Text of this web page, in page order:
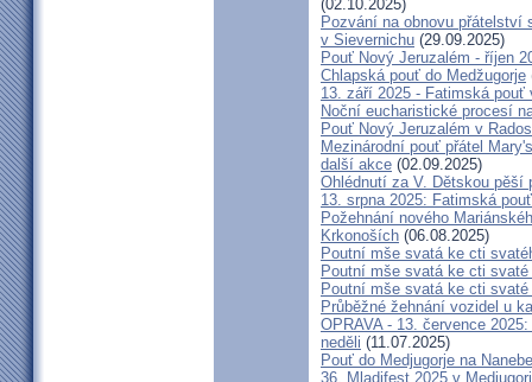
(02.10.2025)
Pozvání na obnovu přátelství
v Sievernichu (29.09.2025)
Pouť Nový Jeruzalém - říjen
Chlapská pouť do Medžugorje
13. září 2025 - Fatimská pouť
Noční eucharistické procesí
Pouť Nový Jeruzalém v
Mezinárodní pouť přátel
další akce (02.09.2025)
Ohlédnutí za V. Dětskou pěší
13. srpna 2025: Fatimská
Požehnání nového
Krkonoších (06.08.2025)
Poutní mše svatá ke cti
Poutní mše svatá ke cti
Poutní mše svatá ke cti
Průběžné žehnání vozidel u
OPRAVA - 13. července
neděli (11.07.2025)
Pouť do Medjugorje na
36. Mladifest 2025 v